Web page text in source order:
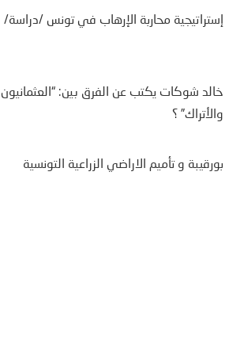
بن سالم يكتب: “من
إلى كييف .. أوروبا في
حصار متعدد الجبهات”
إستراتيجية محاربة الإرهاب في تونس /دراسة/
خالد شوكات يكتب عن الفرق بين: “العثمانيون
والأتراك” ؟
بورقيبة و تأميم الاراضي الزراعية التونسية